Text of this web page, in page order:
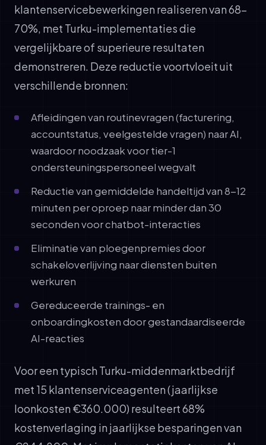
klantenservicebewerkingen realiseren van 68-
70%, met Turku-implementaties die
vergelijkbare of superieure resultaten
demonstreren. Deze reductie voortvloeit uit
verschillende bronnen:
Afleidingen van routinevragen (facturering,
accountstatus, veelgestelde vragen) naar AI,
waardoor noodzaak voor tier-1
ondersteuningspersoneel wegvalt
Reductie van gemiddelde handeltijd van 8-12
minuten per oproep naar minder dan 30
seconden voor chatbot-interacties
Eliminatie van ploegenpremies door
schakeloverlijving naar diensten buiten
werkuren
Gereduceerde trainings- en
onboardingkosten door gestandaardiseerde
AI-reacties
Voor een typisch Turku-middenmarktbedrijf
met 15 klantenserviceagenten (jaarlijkse
loonkosten €360.000) resulteert 68%
kostenverlaging in jaarlijkse besparingen van